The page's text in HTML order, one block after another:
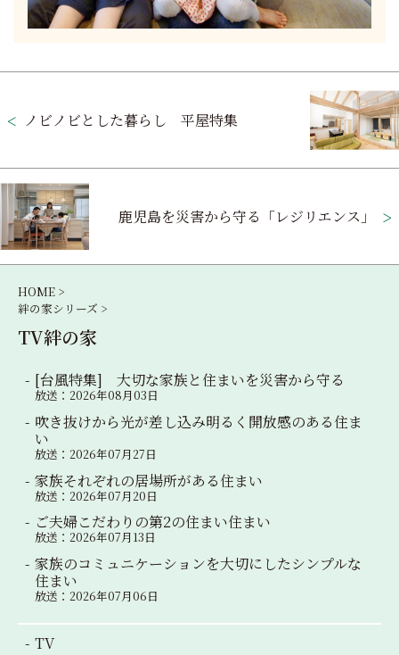
稿
ナ
ビ
ゲ
ー
シ
ョ
ノビノビとした暮らし 平屋特集
鹿児島を災害から守る「レジリエンス」
HOME >
絆の家シリーズ >
TV絆の家
[台風特集] 大切な家族と住まいを災害から守る
放送：2026年08月03日
吹き抜けから光が差し込み明るく開放感のある住ま
い
放送：2026年07月27日
家族それぞれの居場所がある住まい
放送：2026年07月20日
ご夫婦こだわりの第2の住まい住まい
放送：2026年07月13日
家族のコミュニケーションを大切にしたシンプルな
住まい
放送：2026年07月06日
TV